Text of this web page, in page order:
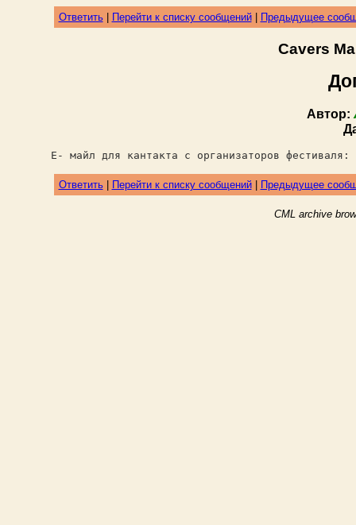
Ответить| Перейти к списку сообщений| Предыдущее
Cavers
Автор:
Е- майл для кантакта с организаторов
Ответить| Перейти к списку сообщений| Предыдущее
CML archive